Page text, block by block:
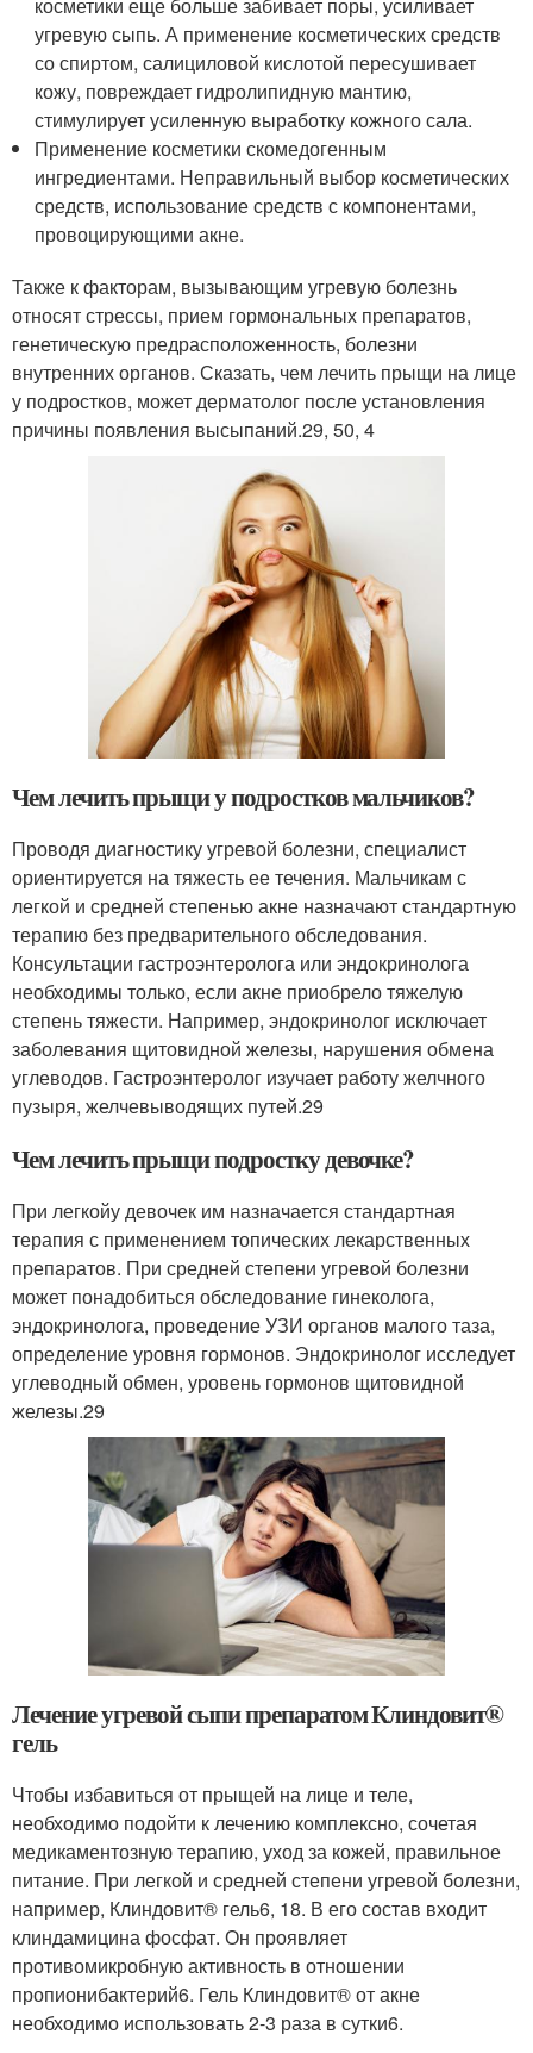
угревую сыпь. А применение косметических средств
со спиртом, салициловой кислотой пересушивает
кожу, повреждает гидролипидную мантию,
стимулирует усиленную выработку кожного сала.
Применение косметики скомедогенным
ингредиентами. Неправильный выбор косметических
средств, использование средств с компонентами,
провоцирующими акне.
Также к факторам, вызывающим угревую болезнь
относят стрессы, прием гормональных препаратов,
генетическую предрасположенность, болезни
внутренних органов. Сказать, чем лечить прыщи на лице
у подростков, может дерматолог после установления
причины появления высыпаний.29, 50, 4
Чем лечить прыщи у подростков мальчиков?
Проводя диагностику угревой болезни, специалист
ориентируется на тяжесть ее течения. Мальчикам с
легкой и средней степенью акне назначают стандартную
терапию без предварительного обследования.
Консультации гастроэнтеролога или эндокринолога
необходимы только, если акне приобрело тяжелую
степень тяжести. Например, эндокринолог исключает
заболевания щитовидной железы, нарушения обмена
углеводов. Гастроэнтеролог изучает работу желчного
пузыря, желчевыводящих путей.29
Чем лечить прыщи подростку девочке?
При легкойу девочек им назначается стандартная
терапия с применением топических лекарственных
препаратов. При средней степени угревой болезни
может понадобиться обследование гинеколога,
эндокринолога, проведение УЗИ органов малого таза,
определение уровня гормонов. Эндокринолог исследует
углеводный обмен, уровень гормонов щитовидной
железы.29
Лечение угревой сыпи препаратом Клиндовит®
гель
Чтобы избавиться от прыщей на лице и теле,
необходимо подойти к лечению комплексно, сочетая
медикаментозную терапию, уход за кожей, правильное
питание. При легкой и средней степени угревой болезни,
например, Клиндовит® гель6, 18. В его состав входит
клиндамицина фосфат. Он проявляет
противомикробную активность в отношении
пропионибактерий6. Гель Клиндовит® от акне
необходимо использовать 2-3 раза в сутки6.